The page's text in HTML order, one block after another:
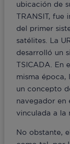
ubicación de
TRANSIT, fue
del primer
satélites. La
desarrolló un
TSICADA. En
misma época,
un concepto
navegador en
vinculada a la
No obstante,